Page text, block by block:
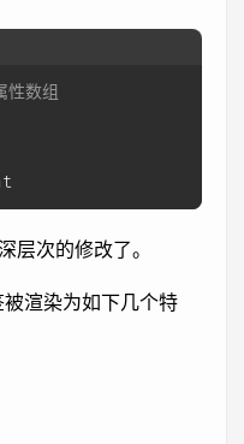
数组
层次的修改了。
被渲染为如下几个特